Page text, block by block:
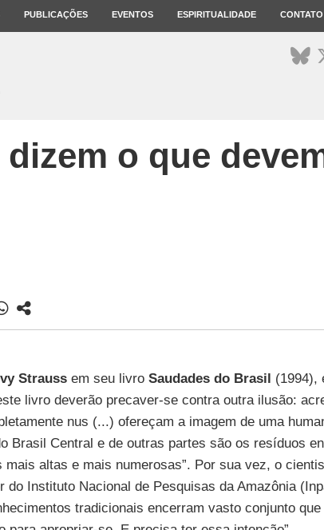
PUBLICAÇÕES EVENTOS ESPIRITUALIDADE CONTATO
dizem o que
Straussem seu livro Saudades do Brasil (1994),
livro deverão precaver-se contra outra ilusão:
nus (...) ofereçam a imagem de uma
Brasil Central e de outras partes são os resíduos
mais altas e mais numerosas”. Por sua vez, o
do Instituto Nacional de Pesquisas da Amazônia
tradicionais encerram vasto conjunto